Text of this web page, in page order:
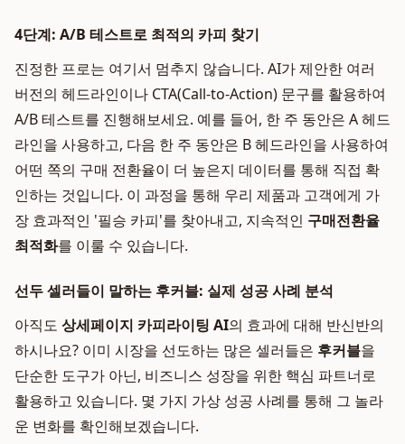
4단계: A/B 테스트로 최적의 카피 찾기
진정한 프로는 여기서 멈추지 않습니다. AI가 제안한 여러
버전의 헤드라인이나 CTA(Call-to-Action) 문구를 활용하여
A/B 테스트를 진행해보세요. 예를 들어, 한 주 동안은 A 헤드
라인을 사용하고, 다음 한 주 동안은 B 헤드라인을 사용하여
어떤 쪽의 구매 전환율이 더 높은지 데이터를 통해 직접 확
인하는 것입니다. 이 과정을 통해 우리 제품과 고객에게 가
장 효과적인 '필승 카피'를 찾아내고, 지속적인 구매전환율
최적화를 이룰 수 있습니다.
선두 셀러들이 말하는 후커블: 실제 성공 사례 분석
아직도 상세페이지 카피라이팅 AI의 효과에 대해 반신반의
하시나요? 이미 시장을 선도하는 많은 셀러들은 후커블을
단순한 도구가 아닌, 비즈니스 성장을 위한 핵심 파트너로
활용하고 있습니다. 몇 가지 가상 성공 사례를 통해 그 놀라
운 변화를 확인해보겠습니다.